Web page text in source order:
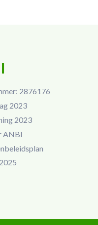
2876176
2023
2023
ANBI